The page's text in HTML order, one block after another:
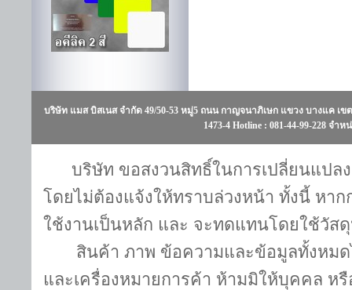
บริษัท แมส บิสเนส จำกัด 49/50-53 หมู่5 ถนน กาญจนาภิเษก แขวง บางแค เขต
1473-4 Hotline : 081-44-99-228 จำ
บริษัท ขอสงวนสิทธิ์ในการเปลี่ยนแปลง
โดยไม่ต้องแจ้งให้ทราบล่วงหน้า ทั้งนี้ หา
ใช้งานเป็นหลัก และ จะทดแทนโดยใช้วัส
สินค้า ภาพ ข้อความและข้อมูลทั้งหม
และเครื่องหมายการค้า ห้ามมิให้บุคคล ห